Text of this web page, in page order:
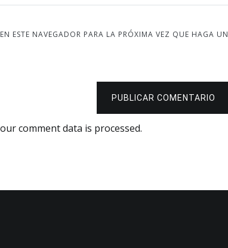
ESTE NAVEGADOR PARA LA PRÓXIMA VEZ QUE HAGA UN
PUBLICAR COMENTARIO
comment data is processed.